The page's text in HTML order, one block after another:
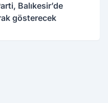
Balıkesir’de
gösterecek